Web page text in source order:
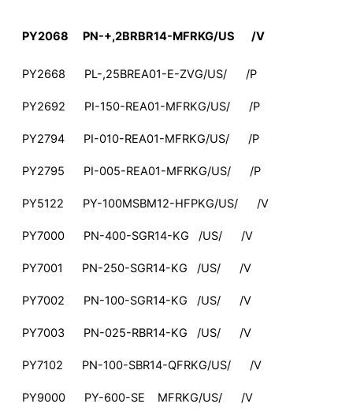
PY2068 PN-+,2BRBR14-MFRKG/US /V
PY2668 PL-,25BREA01-E-ZVG/US/ /P
PY2692 PI-150-REA01-MFRKG/US/ /P
PY2794 PI-010-REA01-MFRKG/US/ /P
PY2795 PI-005-REA01-MFRKG/US/ /P
PY5122 PY-100MSBM12-HFPKG/US/ /V
PY7000 PN-400-SGR14-KG /US/ /V
PY7001 PN-250-SGR14-KG /US/ /V
PY7002 PN-100-SGR14-KG /US/ /V
PY7003 PN-025-RBR14-KG /US/ /V
PY7102 PN-100-SBR14-QFRKG/US/ /V
PY9000 PY-600-SE MFRKG/US/ /V